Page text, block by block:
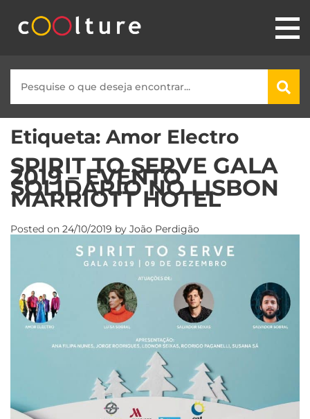
Etiqueta: Amor Electro
SPIRIT TO SERVE GALA
2019 – EVENTO
SOLIDÁRIO NO LISBON
MARRIOTT HOTEL
Posted on 24/10/2019 by João Perdigão